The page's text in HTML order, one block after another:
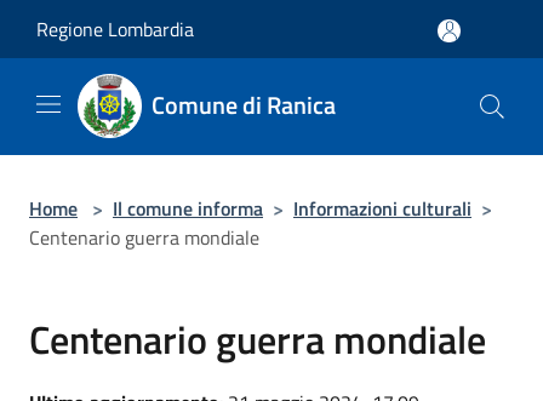
Regione Lombardia
Comune di Ranica
Home > Il comune informa > Informazioni culturali >
Centenario guerra mondiale
Centenario guerra mondiale